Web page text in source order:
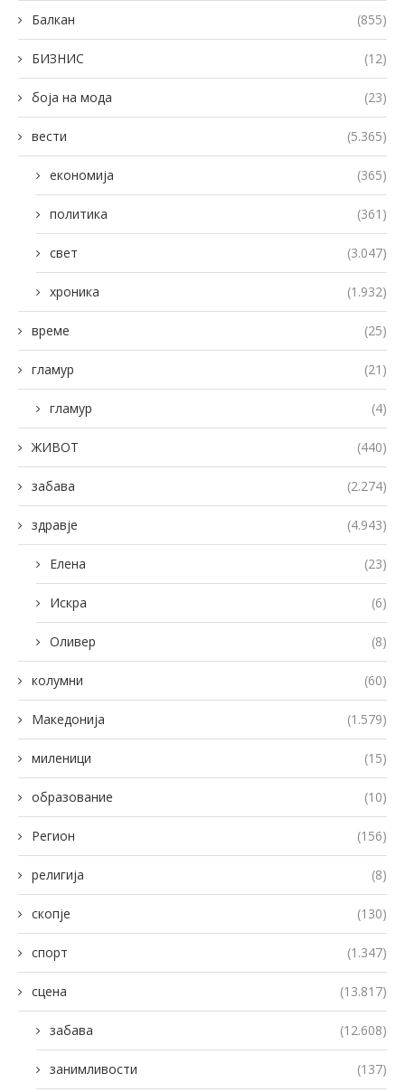
Балкан (855)
БИЗНИС (12)
боја на мода (23)
вести (5.365)
економија (365)
политика (361)
свет (3.047)
хроника (1.932)
време (25)
гламур (21)
гламур (4)
ЖИВОТ (440)
забава (2.274)
здравје (4.943)
Елена (23)
Искра (6)
Оливер (8)
колумни (60)
Македонија (1.579)
миленици (15)
образование (10)
Регион (156)
религија (8)
скопје (130)
спорт (1.347)
сцена (13.817)
забава (12.608)
занимливости (137)